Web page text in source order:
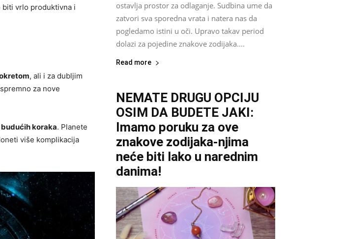
biti vrlo produktivna i
, ali i za dubljim
za nove
koraka. Planete
više komplikacija
ostavlja prostor za odlaganje. Sudbina ume da
zatvori sva sporedna vrata i natera nas da
pogledamo istini u oči. Upravo takav period
dolazi za pojedine znakove zodijaka....
Read more
NEMATE DRUGU OPCIJU
OSIM DA BUDETE JAKI:
Imamo poruku za ove
znakove zodijaka-njima
neće biti lako u narednim
danima!